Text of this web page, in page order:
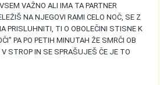
VAŽNO ALI IMA TA PARTNER
NA NJEGOVI RAMI CELO NOČ, SE Z
PRISLUHNITI, TI O OBOLEČINI STISNE K
PA PO PETIH MINUTAH ŽE SMRČI OB
STROP IN SE SPRAŠUJEŠ ČE JE TO